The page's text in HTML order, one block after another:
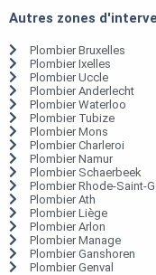
Autres zones
Plombier Bruxelles
Plombier Ixelles
Plombier Uccle
Plombier Anderlecht
Plombier Waterloo
Plombier Tubize
Plombier Mons
Plombier Charleroi
Plombier Namur
Plombier Schaerbeek
Plombier Rhode-Saint-
Plombier Ath
Plombier Liège
Plombier Arlon
Plombier Manage
Plombier Ganshoren
Plombier Genval